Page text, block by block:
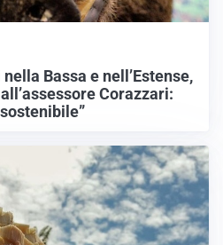
Bassa e nell’Estense,
Corazzari: